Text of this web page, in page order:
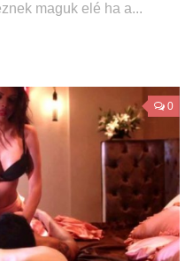
maguk elé ha a...
0